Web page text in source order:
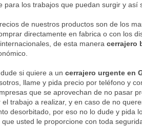
para los trabajos que puedan surgir y así
de nuestros productos son de los mas
directamente en fabrica o con los
de esta manera cerrajero
si quiere a un cerrajero urgente en
llame y pida precio por teléfono y
que se aprovechan de no pasar
el trabajo a realizar, y en caso de no
desorbitado, por eso no lo dude y pida
usted le proporcione con toda